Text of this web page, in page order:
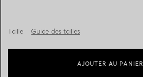
Taille Guide des tailles
AJOUTER AU PANIER